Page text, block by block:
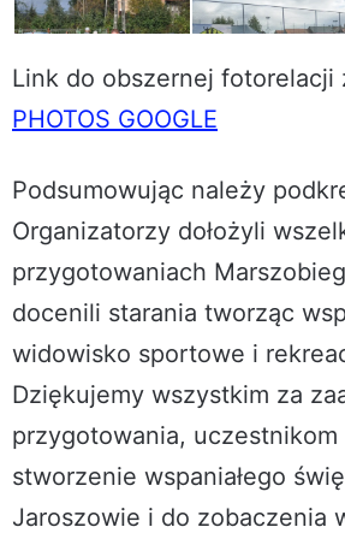
Link do obszernej fotorelacji
PHOTOS GOOGLE
Podsumowując należy
Organizatorzy dołożyli
przygotowaniach
docenili starania tworząc
widowisko sportowe i
Dziękujemy wszystkim za
przygotowania,
stworzenie wspaniałego
Jaroszowie i do zobaczenia